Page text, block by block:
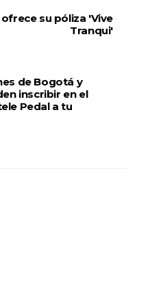
su póliza 'Vive
Tranqui'
de Bogotá y
inscribir en el
Pedal a tu